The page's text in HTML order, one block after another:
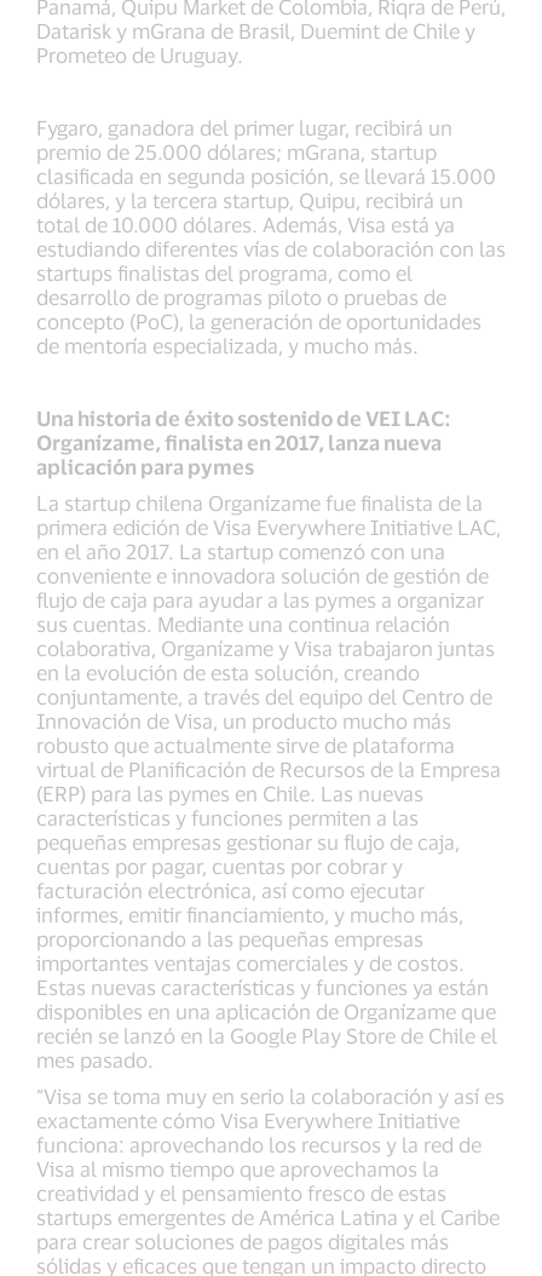
Panamá, Quipu Market de Colombia, Riqra de Perú,
Datarisk y mGrana de Brasil, Duemint de Chile y
Prometeo de Uruguay.
Fygaro, ganadora del primer lugar, recibirá un
premio de 25.000 dólares; mGrana, startup
clasificada en segunda posición, se llevará 15.000
dólares, y la tercera startup, Quipu, recibirá un
total de 10.000 dólares. Además, Visa está ya
estudiando diferentes vías de colaboración con las
startups finalistas del programa, como el
desarrollo de programas piloto o pruebas de
concepto (PoC), la generación de oportunidades
de mentoría especializada, y mucho más.
Una historia de éxito sostenido de VEI LAC:
Organízame, finalista en 2017, lanza nueva
aplicación para pymes
La startup chilena Organízame fue finalista de la
primera edición de Visa Everywhere Initiative LAC,
en el año 2017. La startup comenzó con una
conveniente e innovadora solución de gestión de
flujo de caja para ayudar a las pymes a organizar
sus cuentas. Mediante una continua relación
colaborativa, Organízame y Visa trabajaron juntas
en la evolución de esta solución, creando
conjuntamente, a través del equipo del Centro de
Innovación de Visa, un producto mucho más
robusto que actualmente sirve de plataforma
virtual de Planificación de Recursos de la Empresa
(ERP) para las pymes en Chile. Las nuevas
características y funciones permiten a las
pequeñas empresas gestionar su flujo de caja,
cuentas por pagar, cuentas por cobrar y
facturación electrónica, así como ejecutar
informes, emitir financiamiento, y mucho más,
proporcionando a las pequeñas empresas
importantes ventajas comerciales y de costos.
Estas nuevas características y funciones ya están
disponibles en una aplicación de Organízame que
recién se lanzó en la Google Play Store de Chile el
mes pasado.
“Visa se toma muy en serio la colaboración y así es
exactamente cómo Visa Everywhere Initiative
funciona: aprovechando los recursos y la red de
Visa al mismo tiempo que aprovechamos la
creatividad y el pensamiento fresco de estas
startups emergentes de América Latina y el Caribe
para crear soluciones de pagos digitales más
sólidas y eficaces que tengan un impacto directo